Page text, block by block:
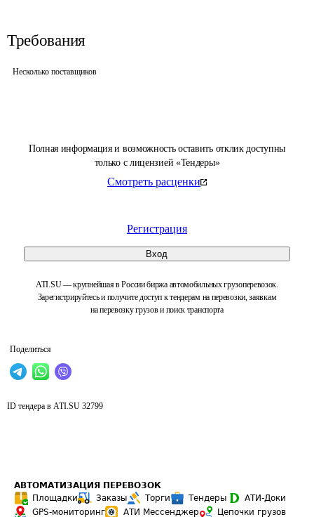
Полная информация и возможность оставить отклик доступны
только с лицензией «Тендеры»
Смотреть расценки
Регистрация
Вход
ATI.SU — крупнейшая в России биржа автомобильных грузоперевозок.
Зарегистрируйтесь и получите доступ к тендерам на перевозки, заявкам
на перевозку грузов и поиск транспорта
Поделиться
Требования
Несколько поставщиков
ID тендера в ATI.SU 32799
АВТОМАТИЗАЦИЯ ПЕРЕВОЗОК
Площадки
Заказы Торги Тендеры
АТИ-Доки
GPS-мониторинг
АТИ Мессенджер
Цепочки грузов